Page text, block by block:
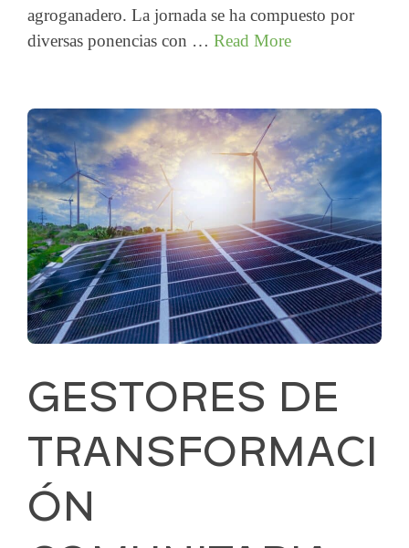
agroganadero. La jornada se ha compuesto por
diversas ponencias con … Read More
GESTORES DE
TRANSFORMACI
ÓN